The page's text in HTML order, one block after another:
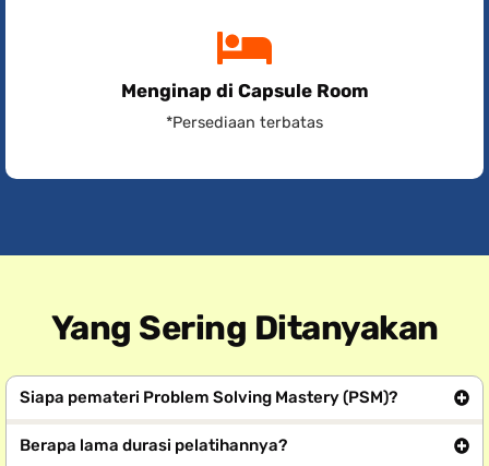
Menginap di Capsule Room
*Persediaan terbatas
Yang Sering Ditanyakan
Siapa pemateri Problem Solving Mastery (PSM)?
Berapa lama durasi pelatihannya?